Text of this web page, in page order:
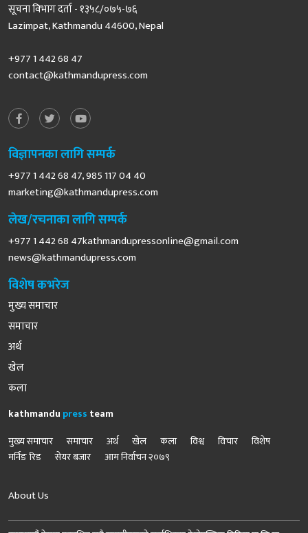
सूचना विभाग दर्ता - १३५८/०७५-७६
Lazimpat, Kathmandu 44600, Nepal
+977 1 442 68 47
contact@kathmandupress.com
विज्ञापनका लागि सम्पर्क
+977 1 442 68 47, 985 117 04 40
marketing@kathmandupress.com
लेख/रचनाका लागि सम्पर्क
+977 1 442 68 47kathmandupressonline@gmail.com
news@kathmandupress.com
विशेष कभरेज
मुख्य समाचार
समाचार
अर्थ
खेल
कला
kathmandu press team
मुख्य समाचार
समाचार अर्थ खेल कला विश्व विचार
विशेष
मर्निङ रिड
सेयर बजार आम निर्वाचन २०७९
About Us